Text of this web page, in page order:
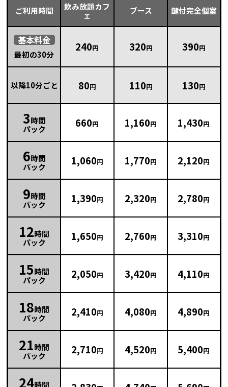
ご利用時間
飲み放題カフ
ェ
ブース 鍵付完全個室
基本料金
最初の30分
240円 320円 390円
以降10分ごと 80円 110円 130円
3時間
パック
660円 1,160円 1,430円
6時間
パック
1,060円 1,770円 2,120円
9時間
パック
1,390円 2,320円 2,780円
12時間
パック
1,650円 2,760円 3,310円
15時間
パック
2,050円 3,420円 4,110円
18時間
パック
2,410円 4,080円 4,890円
21時間
パック
2,710円 4,520円 5,400円
24時間